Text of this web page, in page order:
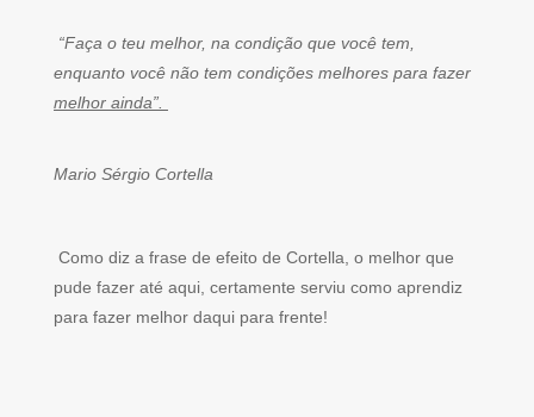
“Faça o teu melhor, na condição que você tem,
enquanto você não tem condições melhores para fazer
melhor ainda”.
Mario Sérgio Cortella
Como diz a frase de efeito de Cortella, o melhor que
pude fazer até aqui, certamente serviu como aprendiz
para fazer melhor daqui para frente!